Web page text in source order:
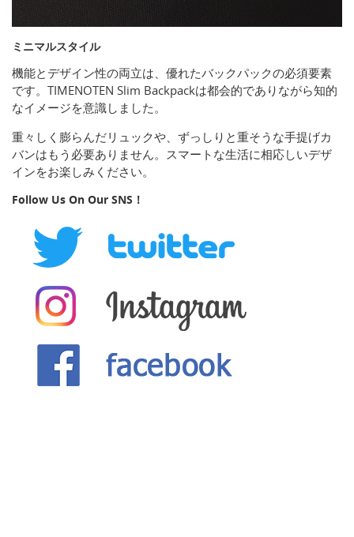
ミニマルスタイル
機能とデザイン性の両立は、優れたバックパックの必須要素
です。TIMENOTEN Slim Backpackは都会的でありながら知的
なイメージを意識しました。
重々しく膨らんだリュックや、ずっしりと重そうな手提げカ
バンはもう必要ありません。スマートな生活に相応しいデザ
インをお楽しみください。
Follow Us On Our SNS！